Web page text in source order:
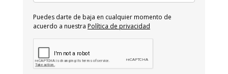
Puedes darte de baja en cualquier momento de
acuerdo a nuestra Política de privacidad